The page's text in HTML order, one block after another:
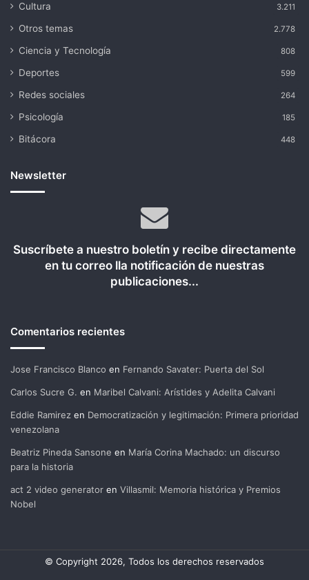
Cultura 3.211
Otros temas 2.778
Ciencia y Tecnología 808
Deportes 599
Redes sociales 264
Psicología 185
Bitácora 448
Newsletter
Suscríbete a nuestro boletín y recibe directamente
en tu correo lla notificación de nuestras
publicaciones...
Comentarios recientes
Jose Francisco Blanco en Fernando Savater: Puerta del Sol
Carlos Sucre G. en Maribel Calvani: Arístides y Adelita Calvani
Eddie Ramirez en Democratización y legitimación: Primera prioridad
venezolana
Beatriz Pineda Sansone en María Corina Machado: un discurso
para la historia
act 2 video generator en Villasmil: Memoria histórica y Premios
Nobel
© Copyright 2026, Todos los derechos reservados